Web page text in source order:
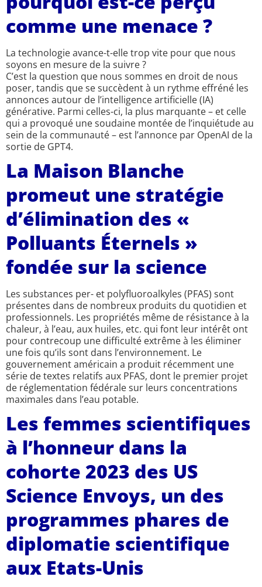
comme une menace ?
La technologie avance-t-elle trop vite pour que nous
soyons en mesure de la suivre ?
C’est la question que nous sommes en droit de nous
poser, tandis que se succèdent à un rythme effréné les
annonces autour de l’intelligence artificielle (IA)
générative. Parmi celles-ci, la plus marquante – et celle
qui a provoqué une soudaine montée de l’inquiétude au
sein de la communauté – est l’annonce par OpenAI de la
sortie de GPT4.
La Maison Blanche
promeut une stratégie
d’élimination des «
Polluants Éternels »
fondée sur la science
Les substances per- et polyfluoroalkyles (PFAS) sont
présentes dans de nombreux produits du quotidien et
professionnels. Les propriétés même de résistance à la
chaleur, à l’eau, aux huiles, etc. qui font leur intérêt ont
pour contrecoup une difficulté extrême à les éliminer
une fois qu’ils sont dans l’environnement. Le
gouvernement américain a produit récemment une
série de textes relatifs aux PFAS, dont le premier projet
de réglementation fédérale sur leurs concentrations
maximales dans l’eau potable.
Les femmes scientifiques
à l’honneur dans la
cohorte 2023 des US
Science Envoys, un des
programmes phares de
diplomatie scientifique
aux Etats-Unis